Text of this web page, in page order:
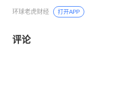
环球老虎财经 打开APP
评论